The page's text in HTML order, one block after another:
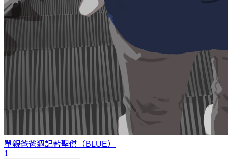
單親爸爸週記藍聖傑（BLUE）
1